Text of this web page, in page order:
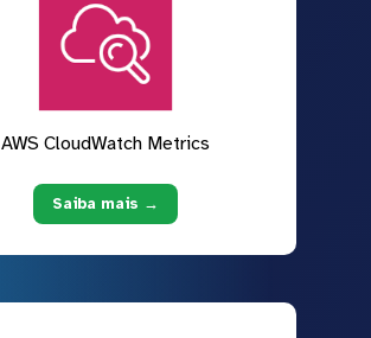
AWS CloudWatch Metrics
Saiba mais →